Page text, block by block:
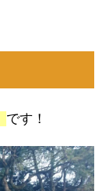
です！